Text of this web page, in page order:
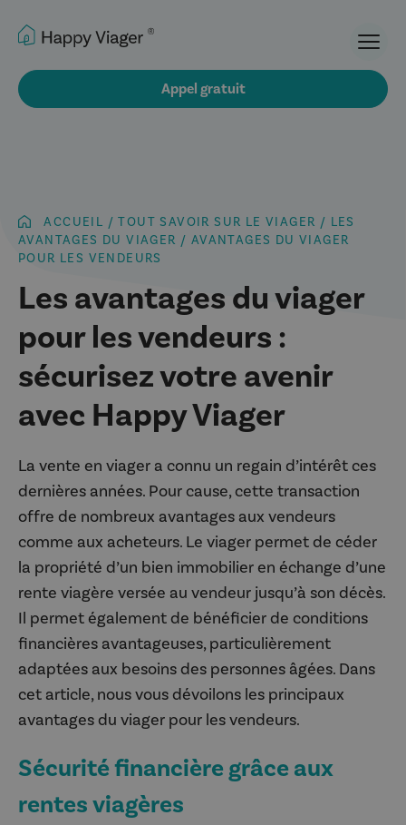
Appel gratuit
ACCUEIL /TOUT SAVOIR SUR LE VIAGER / LES
AVANTAGES DU VIAGER / AVANTAGES DU VIAGER
POUR LES VENDEURS
Les avantages du viager
pour les vendeurs :
sécurisez votre avenir
avec Happy Viager
La vente en viager a connu un regain d’intérêt ces
dernières années. Pour cause, cette transaction
offre de nombreux avantages aux vendeurs
comme aux acheteurs. Le viager permet de céder
la propriété d’un bien immobilier en échange d’une
rente viagère versée au vendeur jusqu’à son décès.
Il permet également de bénéficier de conditions
financières avantageuses, particulièrement
adaptées aux besoins des personnes âgées. Dans
cet article, nous vous dévoilons les principaux
avantages du viager pour les vendeurs.
Sécurité financière grâce aux
rentes viagères